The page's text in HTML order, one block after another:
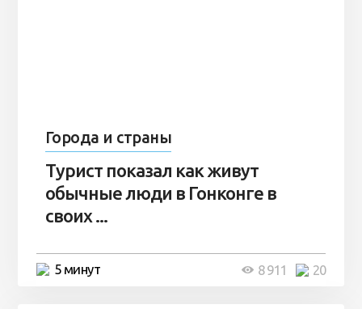
Города и страны
Турист показал как живут
обычные люди в Гонконге в
своих ...
5 минут 20
8 911